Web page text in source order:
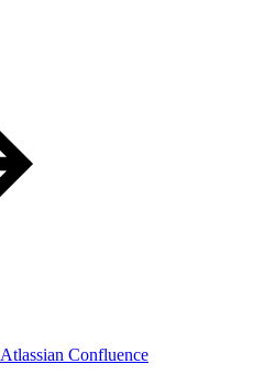
Atlassian Confluence